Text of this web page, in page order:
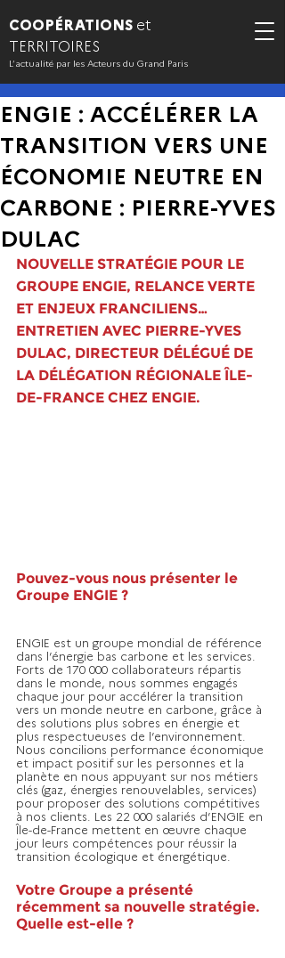
L’actualité par les Acteurs du Grand Paris
COOPÉRATIONS et
TERRITOIRES
ENGIE : ACCÉLÉRER LA
TRANSITION VERS UNE
ÉCONOMIE NEUTRE EN
CARBONE : PIERRE-YVES
DULAC
NOUVELLE STRATÉGIE POUR LE
GROUPE ENGIE, RELANCE VERTE
ET ENJEUX FRANCILIENS…
ENTRETIEN AVEC PIERRE-YVES
DULAC, DIRECTEUR DÉLÉGUÉ DE
LA DÉLÉGATION RÉGIONALE ÎLE-
DE-FRANCE CHEZ ENGIE.
Pouvez-vous nous présenter le
Groupe ENGIE ?
ENGIE est un groupe mondial de référence
dans l’énergie bas carbone et les services.
Forts de 170 000 collaborateurs répartis
dans le monde, nous sommes engagés
chaque jour pour accélérer la transition
vers un monde neutre en carbone, grâce à
des solutions plus sobres en énergie et
plus respectueuses de l’environnement.
Nous concilions performance économique
et impact positif sur les personnes et la
planète en nous appuyant sur nos métiers
clés (gaz, énergies renouvelables, services)
pour proposer des solutions compétitives
à nos clients. Les 22 000 salariés d’ENGIE en
Île-de-France mettent en œuvre chaque
jour leurs compétences pour réussir la
transition écologique et énergétique.
Votre Groupe a présenté
récemment sa nouvelle stratégie.
Quelle est-elle ?